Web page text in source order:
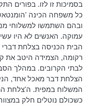
בסמיכות זו לזו. בפורים
כל משפחה הכינה '
ובהם השתמשו למשלוחי
עמוקה. האנשים לא היו
הבית הכניסה בצלחת
רקומה, הצמידה היטב את
לבתי הקרובים. במהלך
הצלחת דבר מאכל אחד,
המשלוח במפית. ה'צלחת
כשכולם נוטלים חלק